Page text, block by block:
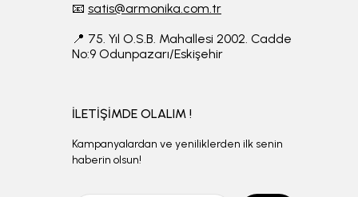
📧 satis@armonika.com.tr
📍 75. Yıl O.S.B. Mahallesi 2002. Cadde
No:9 Odunpazarı/Eskişehir
İLETİŞİMDE OLALIM !
Kampanyalardan ve yeniliklerden ilk senin
haberin olsun!